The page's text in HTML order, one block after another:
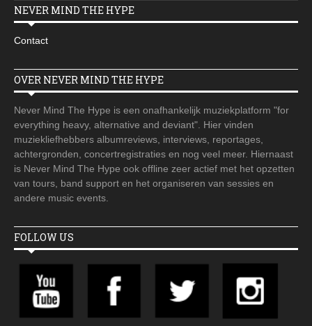
NEVER MIND THE HYPE
Contact
OVER NEVER MIND THE HYPE
Never Mind The Hype is een onafhankelijk muziekplatform "for
everything heavy, alternative and deviant". Hier vinden
muziekliefhebbers albumreviews, interviews, reportages,
achtergronden, concertregistraties en nog veel meer. Hiernaast
is Never Mind The Hype ook offline zeer actief met het opzetten
van tours, band support en het organiseren van sessies en
andere music events.
FOLLOW US